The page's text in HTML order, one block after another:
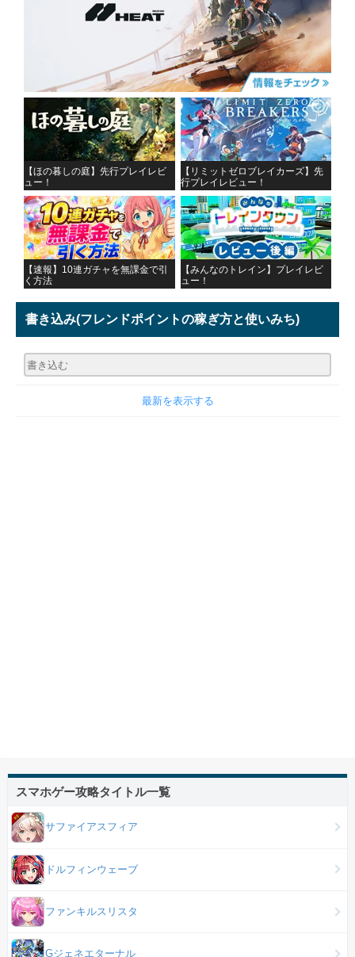
【ほの暮しの庭】先行プレイレビ
ュー！
【リミットゼロブレイカーズ】先
行プレイレビュー！
【速報】10連ガチャを無課金で引
く方法
【みんなのトレイン】プレイレビ
ュー！
書き込み(フレンドポイントの稼ぎ方と使いみち)
最新を表示する
スマホゲー攻略タイトル一覧
サファイアスフィア
ドルフィンウェーブ
ファンキルスリスタ
Gジェネエターナル